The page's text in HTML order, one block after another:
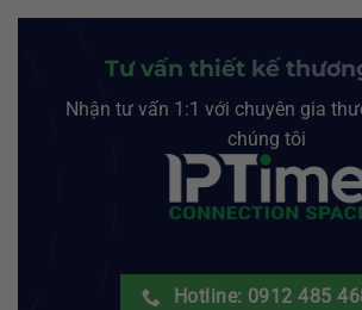
Tư vấn thiết kế
Nhận tư vấn 1:1 với chuyên gia
chúng tôi
Hotline: 0912 485